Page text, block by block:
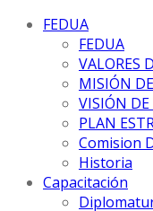
FEDUA
FEDUA
VALORES
MISIÓN
VISIÓN DE
PLAN
Comision
Historia
Capacitación